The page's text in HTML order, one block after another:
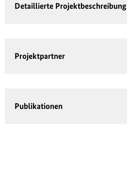
Detaillierte Projektbeschreibung
Projektpartner
Publikationen